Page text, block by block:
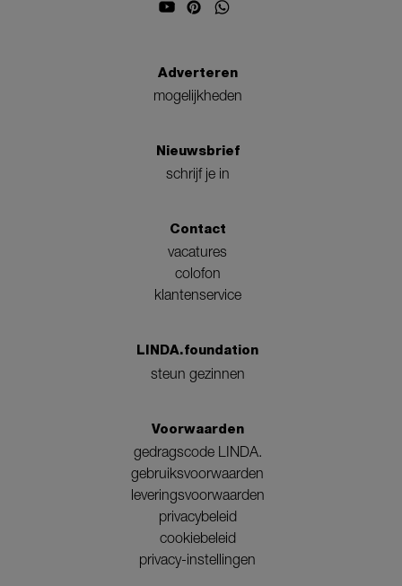
Adverteren
mogelijkheden
Nieuwsbrief
schrijf je in
Contact
vacatures
colofon
klantenservice
LINDA.foundation
steun gezinnen
Voorwaarden
gedragscode LINDA.
gebruiksvoorwaarden
leveringsvoorwaarden
privacybeleid
cookiebeleid
privacy-instellingen